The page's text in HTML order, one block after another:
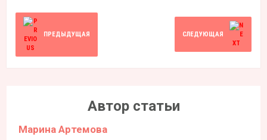
ПРЕДЫДУЩАЯ СЛЕДУЮЩАЯ
Автор статьи
Марина Артемова